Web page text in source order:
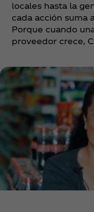
locales hasta la
cada acción suma
Porque cuando
proveedor crece,